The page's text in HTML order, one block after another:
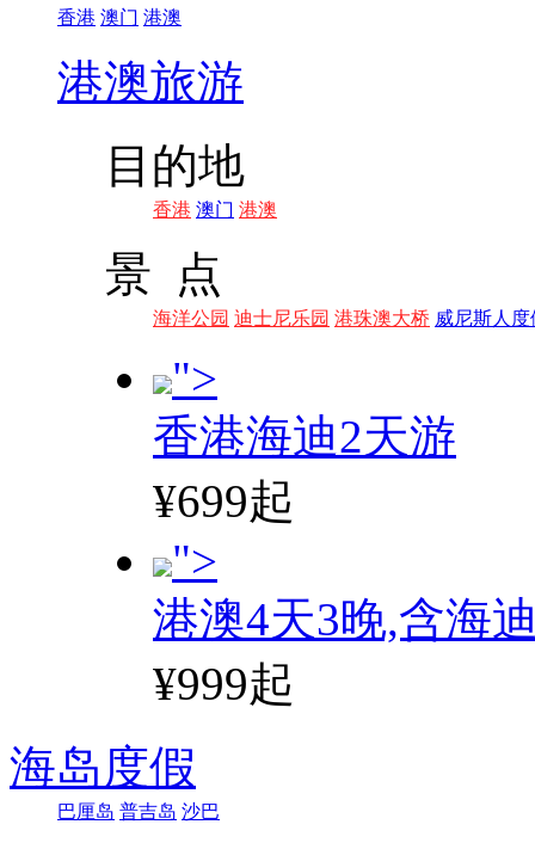
香港 澳门 港澳
港澳旅游
目的地
香港 澳门 港澳
景 点
海洋公园 迪士尼乐园 港珠澳大桥 威尼斯人度
">
香港海迪2天游
¥699起
">
港澳4天3晚,含海
¥999起
海岛度假
巴厘岛 普吉岛 沙巴